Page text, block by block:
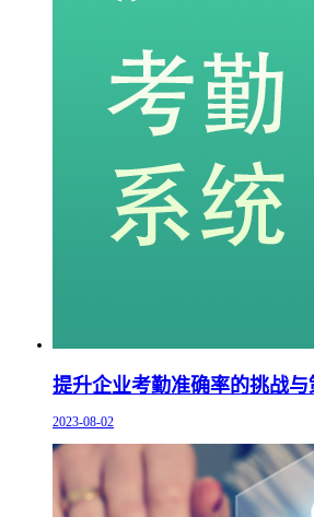
提升企业考勤准确率的挑战与
2023-08-02